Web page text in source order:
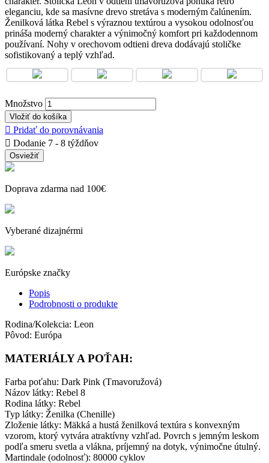
eleganciu, kde sa masívne drevo stretáva s moderným čalúnením.
Ženilková látka Rebel s výraznou textúrou a vysokou odolnosťou
prináša moderný charakter a výnimočný komfort pri každodennom
používaní. Nohy v orechovom odtieni dreva dodávajú stoličke
sofistikovaný a teplý vzhľad.
Množstvo
Vložiť do košíka
 Pridať do porovnávania
 Dodanie 7 - 8 týždňov
Doprava zdarma nad 100€
Vyberané dizajnérmi
Európske značky
Popis
Podrobnosti o produkte
Rodina/Kolekcia: Leon
Pôvod: Európa
MATERIÁLY A POŤAH:
Farba poťahu: Dark Pink (Tmavoružová)
Názov látky: Rebel 8
Rodina látky: Rebel
Typ látky: Ženilka (Chenille)
Zloženie látky: Mäkká a hustá ženilková textúra s konvexným
vzorom, ktorý vytvára atraktívny vzhľad. Povrch s jemným leskom
podľa smeru svetla a vlákna, príjemný na dotyk, výnimočne útulný.
Martindale (odolnosť): 80000 cyklov